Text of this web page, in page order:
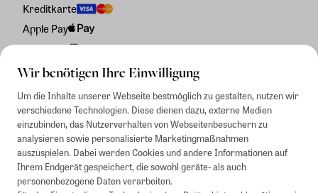
Wir benötigen Ihre Einwilligung
Um die Inhalte unserer Webseite bestmöglich zu gestalten, nutzen wir
verschiedene Technologien. Diese dienen dazu, externe Medien
einzubinden, das Nutzerverhalten von Webseitenbesuchern zu
analysieren sowie personalisierte Marketingmaßnahmen
auszuspielen. Dabei werden Cookies und andere Informationen auf
Ihrem Endgerät gespeichert, die sowohl geräte- als auch
personenbezogene Daten verarbeiten.
Kreditkarte
Apple Pay
Rechnung